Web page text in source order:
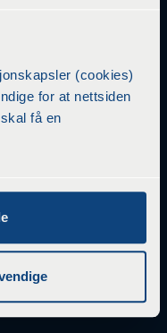
(cookies)
for at nettsiden
få en
flis & murerprodukter